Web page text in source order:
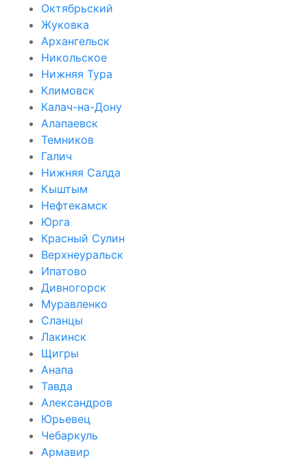
Октябрьский
Жуковка
Архангельск
Никольское
Нижняя Тура
Климовск
Калач-на-Дону
Алапаевск
Темников
Галич
Нижняя Салда
Кыштым
Нефтекамск
Юрга
Красный Сулин
Верхнеуральск
Ипатово
Дивногорск
Муравленко
Сланцы
Лакинск
Щигры
Анапа
Тавда
Александров
Юрьевец
Чебаркуль
Армавир